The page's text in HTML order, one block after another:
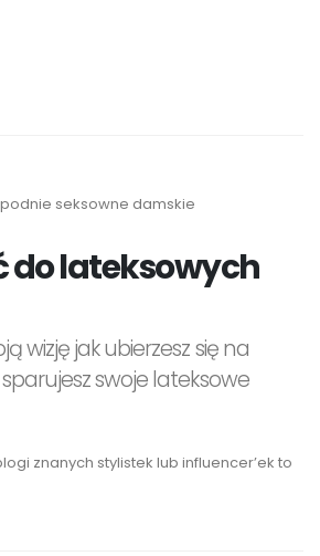
do lateksowych
wizję jak ubierzesz się na
swoje lateksowe
znanych stylistek lub influencer’ek to